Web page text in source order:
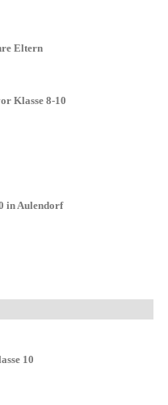
Eltern
Klasse 8-10
in Aulendorf
10